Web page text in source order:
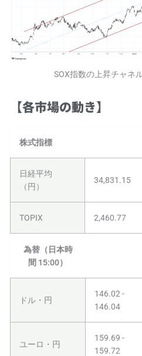
SOX指数の上昇チャネ
【各市場の動き】
株式指標
日経平均
（円）
34,831.15
TOPIX 2,460.77
為替（日本時
間 15:00）
ドル・円
146.02 -
146.04
ユーロ・円
159.69 -
159.72